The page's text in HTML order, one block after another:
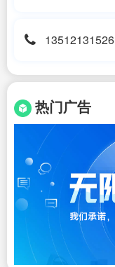
13512131526
热门广告